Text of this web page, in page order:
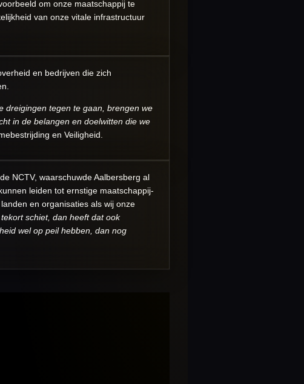
om onze maatschappij te
van onze vitale infrastructuur
en bedrijven die zich
dreigingen tegen te gaan, brengen we
in de belangen en doelwitten die we
en Veiligheid.
NCTV, waarschuwde Aalbersberg al
leiden tot ernstige maatschappij-
en organisaties als wij onze
schiet, dan heeft dat ook
wel op peil hebben, dan nog